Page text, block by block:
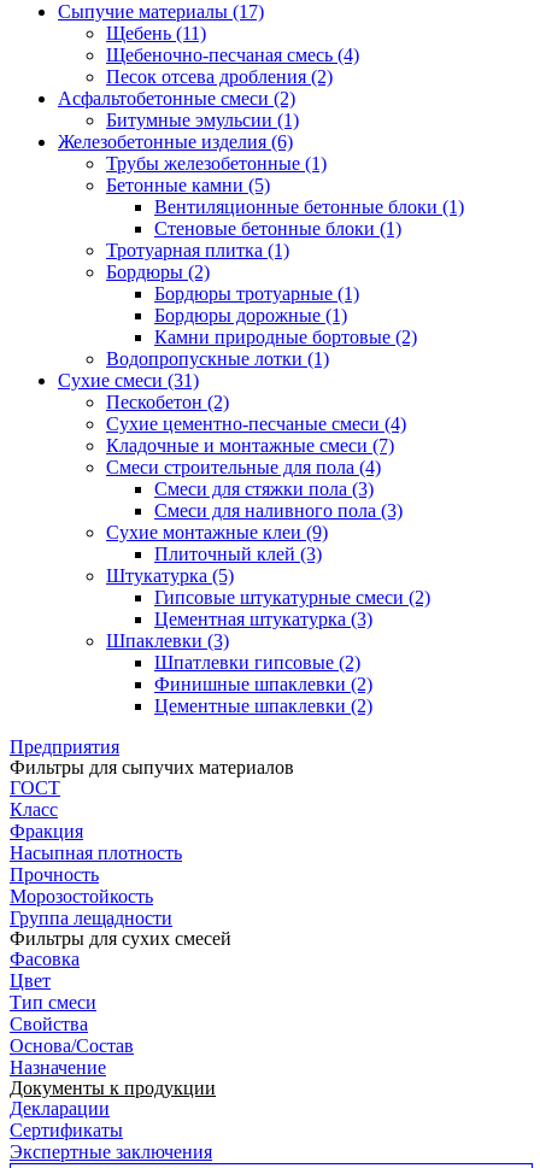
Сыпучие материалы (17)
Щебень (11)
Щебеночно-песчаная смесь (4)
Песок отсева дробления (2)
Асфальтобетонные смеси (2)
Битумные эмульсии (1)
Железобетонные изделия (6)
Трубы железобетонные (1)
Бетонные камни (5)
Вентиляционные бетонные блоки (1)
Стеновые бетонные блоки (1)
Тротуарная плитка (1)
Бордюры (2)
Бордюры тротуарные (1)
Бордюры дорожные (1)
Камни природные бортовые (2)
Водопропускные лотки (1)
Сухие смеси (31)
Пескобетон (2)
Сухие цементно-песчаные смеси (4)
Кладочные и монтажные смеси (7)
Смеси строительные для пола (4)
Смеси для стяжки пола (3)
Смеси для наливного пола (3)
Сухие монтажные клеи (9)
Плиточный клей (3)
Штукатурка (5)
Гипсовые штукатурные смеси (2)
Цементная штукатурка (3)
Шпаклевки (3)
Шпатлевки гипсовые (2)
Финишные шпаклевки (2)
Цементные шпаклевки (2)
Предприятия
Фильтры для сыпучих материалов
ГОСТ
Класс
Фракция
Насыпная плотность
Прочность
Морозостойкость
Группа лещадности
Фильтры для сухих смесей
Фасовка
Цвет
Тип смеси
Свойства
Основа/Состав
Назначение
Документы к продукции
Декларации
Сертификаты
Экспертные заключения